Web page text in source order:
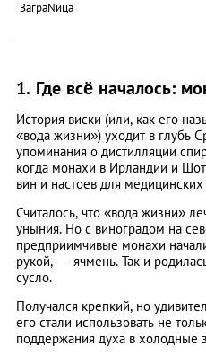
ЗаграNица
1. Где всё началось:
История виски (или, как его
«вода жизни») уходит в глубь
упоминания о дистилляции
когда монахи в Ирландии и
вин и настоев для
Считалось, что «вода жизни»
уныния. Но с виноградом на
предприимчивые монахи
рукой, — ячмень. Так и
сусло.
Получался крепкий, но
его стали использовать не
поддержания духа в холодные